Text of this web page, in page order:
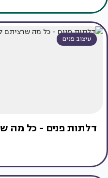
עיצוב פנים
דלתות פנים - כל מה